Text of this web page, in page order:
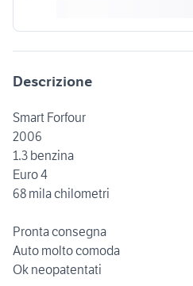
Descrizione
Smart Forfour
2006
1.3 benzina
Euro 4
68 mila chilometri
Pronta consegna
Auto molto comoda
Ok neopatentati